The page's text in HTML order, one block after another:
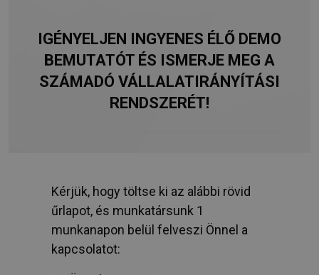
IGÉNYELJEN INGYENES ÉLŐ DEMO
BEMUTATÓT ÉS ISMERJE MEG A
SZÁMADÓ VÁLLALATIRÁNYÍTÁSI
RENDSZERÉT!
Kérjük, hogy töltse ki az alábbi rövid
űrlapot, és munkatársunk 1
munkanapon belül felveszi Önnel a
kapcsolatot: